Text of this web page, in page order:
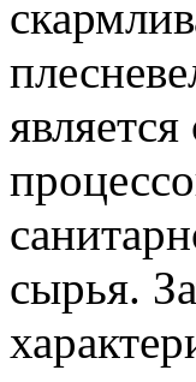
сырья.